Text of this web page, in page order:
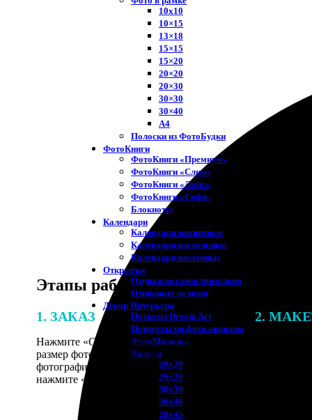
10х10
10×15
13×18
15×15
15×20
20×20
20×30
30×30
30×40
A4
Полоски из ФотоБудки
ФотоКниги
ФотоКниги «Премиум»
ФотоКниги «Слим»
ФотоКниги «Лайт»
ФотоКниги «Софт»
Блокноты
Календари
Календари магнитные
Календари настольные
Календари настенные
Открытки
Отправлю самостоятельно
Отправьте за меня
Декор Интерьера
Потреты Dream Art
Портреты по фото акрилом
ФотоМозаика
Холсты
20х20
20х30
30х30
30х40
20х45
Этапы работы
1. ЗАКАЗ
Нажмите «Сделать заказ», выберите
размер фотографии и тип рамки. Загрузите
фотографии в онлайн-конструктор,
нажмите «Добавить в корзину».
2.